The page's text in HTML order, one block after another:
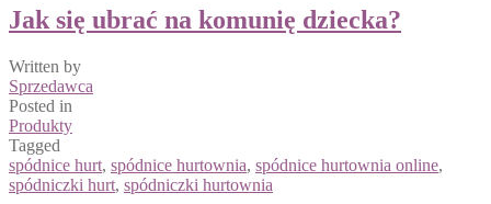
Jak się ubrać na komunię dziecka?
Written by
Sprzedawca
Posted in
Produkty
Tagged
spódnice hurt, spódnice hurtownia, spódnice hurtownia online,
spódniczki hurt, spódniczki hurtownia